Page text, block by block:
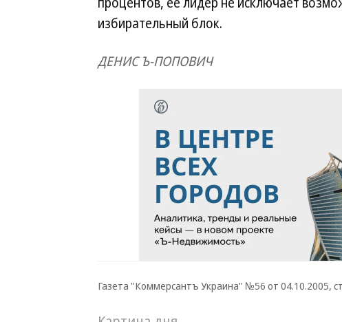
избирательный блок.
ДЕНИС Ъ-ПОПОВИЧ
Газета "Коммерсантъ Украина" №56 от 04.10.2005,